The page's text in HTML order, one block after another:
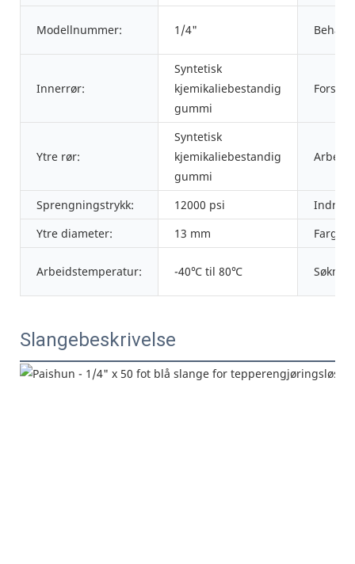
Modellnummer: 1/4"
Innerrør:
Syntetisk
kjemikaliebestandig
gummi
Ytre rør:
Syntetisk
kjemikaliebestandig
gummi
Sprengningstrykk: 12000 psi
Indre
Ytre diameter:
13 mm Farge:
Arbeidstemperatur: -40℃ til 80℃ Søknad:
Slangebeskrivelse